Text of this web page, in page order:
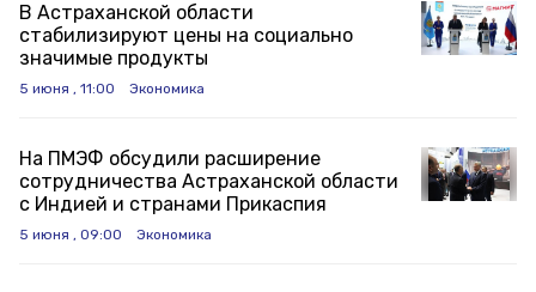
В Астраханской области
стабилизируют цены на социально
значимые продукты
5 июня , 11:00 Экономика
На ПМЭФ обсудили расширение
сотрудничества Астраханской области
с Индией и странами Прикаспия
5 июня , 09:00 Экономика